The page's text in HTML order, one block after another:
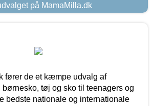
på MamaMilla.dk
fører de et kæmpe udvalg af
tøj og sko til teenagers og
bedste nationale og internationale